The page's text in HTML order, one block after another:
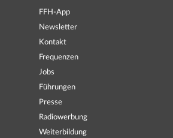
FFH-App
Newsletter
Kontakt
Frequenzen
Jobs
Führungen
Presse
Radiowerbung
Weiterbildung